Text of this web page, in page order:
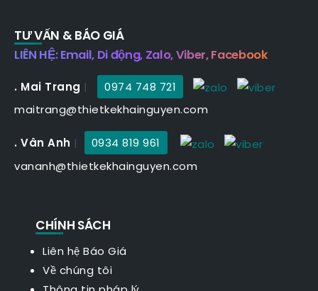
TƯ VẤN & BÁO GIÁ
LIÊN HỆ: Email, Di động, Zalo, Viber, Facebook
. Mai Trang |
0974 748 721
maitrang@thietkekhainguyen.com
. Vân Anh |
0934 819 961
vananh@thietkekhainguyen.com
CHÍNH SÁCH
Liên hệ Báo Giá
Về chúng tôi